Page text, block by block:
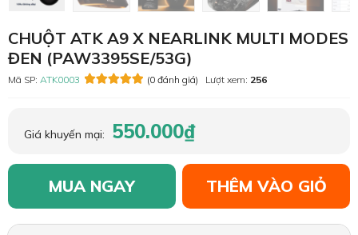
CHUỘT ATK A9 X NEARLINK MULTI MODES
ĐEN (PAW3395SE/53G)
Mã SP: ATK0003 (0 đánh giá) Lượt xem: 256
Giá khuyến mại: 550.000₫
MUA NGAY THÊM VÀO GIỎ